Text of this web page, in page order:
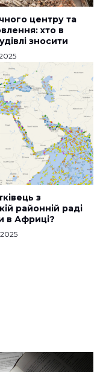
центру та
хто в
зносити
з
районній раді
в Африці?